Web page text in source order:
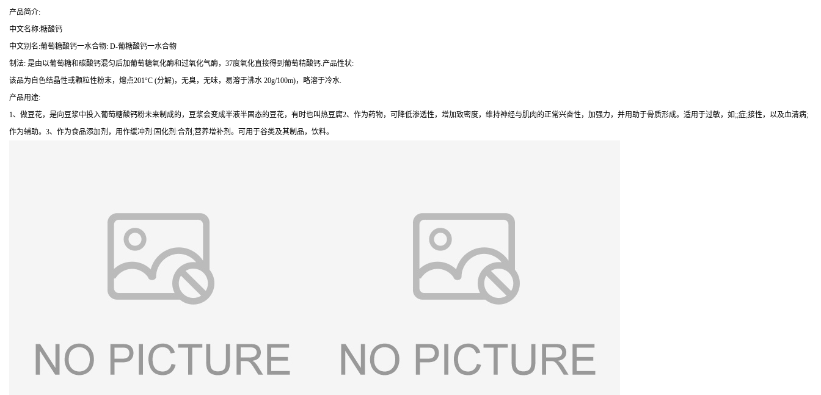
产品简介:
中文名称:糖酸钙
中文别名:葡萄糖酸钙一水合物: D-葡糖酸钙一水合物
制法: 是由以葡萄糖和碳酸钙混匀后加葡萄糖氧化酶和过氧化气酶，37度氧化直接得到葡萄精酸钙.产品性状:
该品为自色结晶性或颗粒性粉末，熔点201°C (分解)，无臭，无味，易溶于沸水 20g/100m)，略溶于冷水.
产品用途:
1、做豆花，是向豆浆中投入葡萄糖酸钙粉未来制成的，豆浆会变成半液半固态的豆花，有时也叫热豆腐2、作为药物，可降低渗透性，增加致密度，维持神经与肌肉的正常兴奋性，加强力，并用助于骨质形成。适用于过敏，如;;症;接性，以及血清病;
作为辅助。3、作为食品添加剂，用作缓冲剂:固化剂:合剂;营养增补剂。可用于谷类及其制品，饮料。